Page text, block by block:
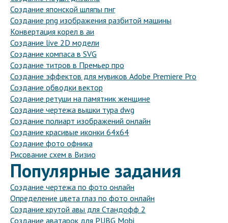
Создание японской шляпы пнг
Создание png изображения разбитой машины
Конвертация корел в аи
Создание live 2D модели
Создание компаса в SVG
Создание титров в Премьер про
Создание эффектов для мувиков Adobe Premiere Pro
Создание обводки вектор
Создание ретуши на памятник женщине
Создание чертежа вышки тура dwg
Создание полиарт изображений онлайн
Создание красивые иконки 64х64
Создание фото офника
Рисование схем в Визио
Популярные задания
Создание чертежа по фото онлайн
Определение цвета глаз по фото онлайн
Создание крутой авы для Стандофф 2
Создание аватарок для PUBG Mobi